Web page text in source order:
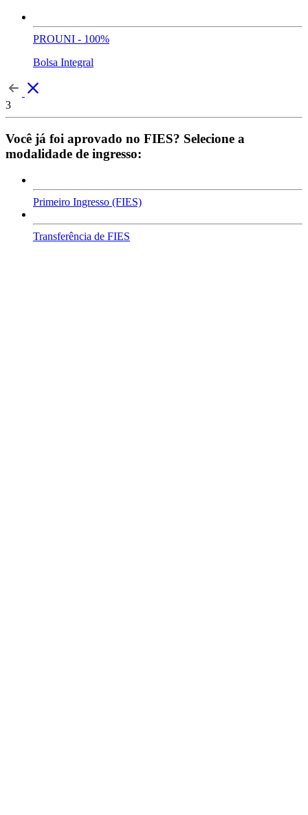
PROUNI - 100%
Bolsa Integral
3
Você já foi aprovado no FIES? Selecione a
modalidade de ingresso:
Primeiro Ingresso (FIES)
Transferência de FIES